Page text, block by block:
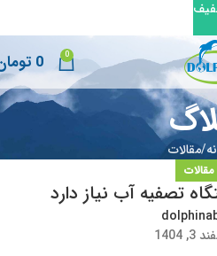
0
0
مقالات
مقالات
تصفیه آب نیاز دارد
1404